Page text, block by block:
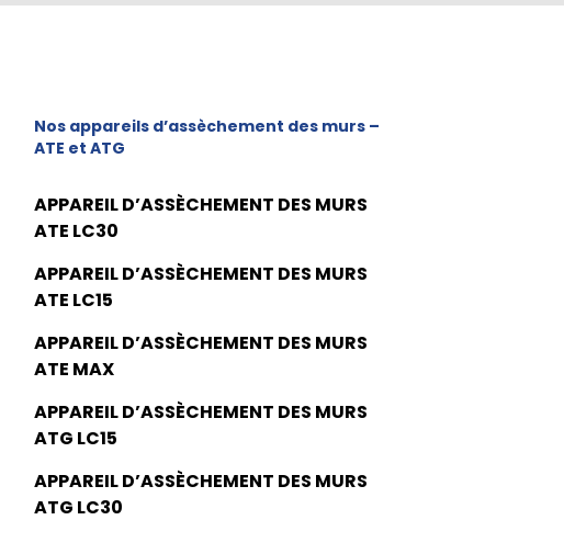
Nos appareils d’assèchement des murs –
ATE et ATG
APPAREIL D’ASSÈCHEMENT DES MURS
ATE LC30
APPAREIL D’ASSÈCHEMENT DES MURS
ATE LC15
APPAREIL D’ASSÈCHEMENT DES MURS
ATE MAX
APPAREIL D’ASSÈCHEMENT DES MURS
ATG LC15
APPAREIL D’ASSÈCHEMENT DES MURS
ATG LC30